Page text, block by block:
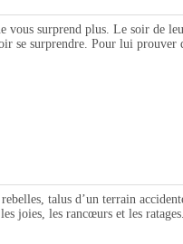
surprend plus. Le soir de
se surprendre. Pour lui
talus d’un terrain
joies, les rancœurs et les